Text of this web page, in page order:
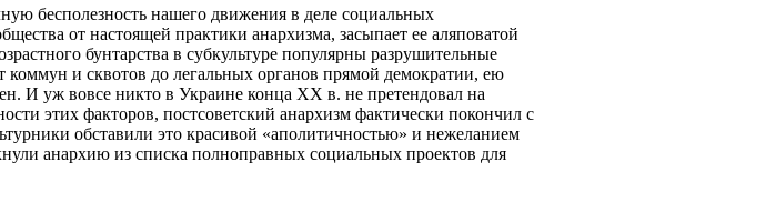
бесполезность нашего движения в деле социальных
от настоящей практики анархизма, засыпает ее аляповатой
бунтарства в субкультуре популярны разрушительные
и сквотов до легальных органов прямой демократии, ею
И уж вовсе никто в Украине конца ХХ в. не претендовал на
этих факторов, постсоветский анархизм фактически покончил с
обставили это красивой «аполитичностью» и нежеланием
анархию из списка полноправных социальных проектов для